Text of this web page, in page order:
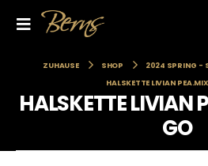
ZUHAUSE SHOP 2024 SPRING -
HALSKETTE LIVIAN
HALSKETTE LIVIAN
GO